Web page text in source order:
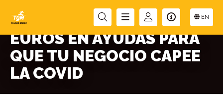
EN
MÁS DE 30 MILLONES DE
EUROS EN AYUDAS PARA
QUE TU NEGOCIO CAPEE
LA COVID